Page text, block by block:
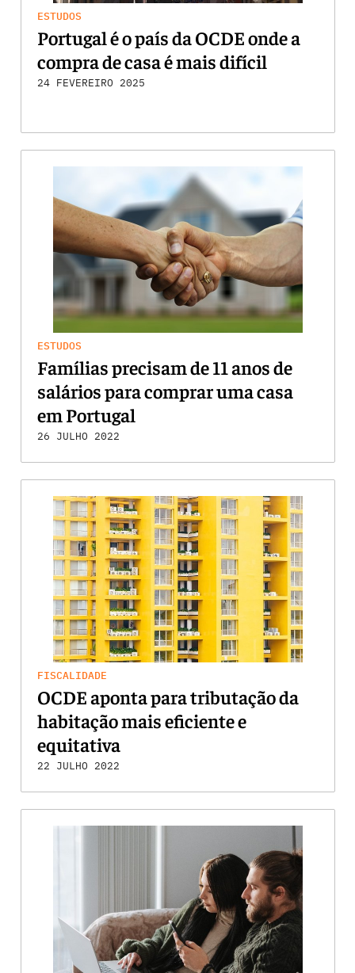
ESTUDOS
Portugal é o país da OCDE onde a
compra de casa é mais difícil
24 FEVEREIRO 2025
ESTUDOS
Famílias precisam de 11 anos de
salários para comprar uma casa
em Portugal
26 JULHO 2022
FISCALIDADE
OCDE aponta para tributação da
habitação mais eficiente e
equitativa
22 JULHO 2022